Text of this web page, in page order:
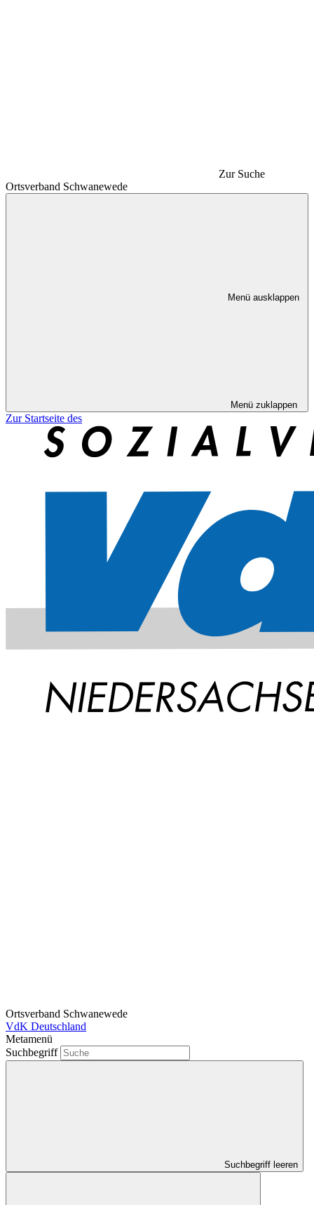
Zur Suche
Ortsverband Schwanewede
Menü ausklappen
Menü zuklappen
Zur Startseite des
Ortsverband Schwanewede
VdK Deutschland
Metamenü
Suchbegriff
Suchbegriff leeren